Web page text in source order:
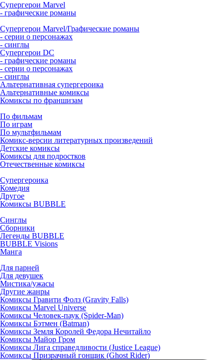
Супергерои Marvel
- графические романы
Супергерои Marvel/Графические романы
- серии о персонажах
- синглы
Супергерои DC
- графические романы
- серии о персонажах
- синглы
Альтернативная супергероика
Альтернативные комиксы
Комиксы по франшизам
По фильмам
По играм
По мультфильмам
Комикс-версии литературных произведений
Детские комиксы
Комиксы для подростков
Отечественные комиксы
Супергероика
Комедия
Другое
Комиксы BUBBLE
Синглы
Сборники
Легенды BUBBLE
BUBBLE Visions
Манга
Для парней
Для девушек
Мистика/ужасы
Другие жанры
Комиксы Гравити Фолз (Gravity Falls)
Комиксы Marvel Universe
Комиксы Человек-паук (Spider-Man)
Комиксы Бэтмен (Batman)
Комиксы Земля Королей Федора Нечитайло
Комиксы Майор Гром
Комиксы Лига справедливости (Justice League)
Комиксы Призрачный гонщик (Ghost Rider)